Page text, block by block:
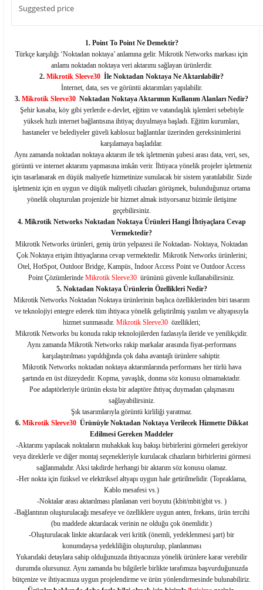
Suggested price
1. Point To Point Ne Demektir?
Türkçe karşılığı ‘Noktadan noktaya’ anlamına gelir. Mikrotik Networks markası için
anlamı noktadan noktaya veri aktarımı sağlayan ürünlerdir.
2. Mikrotik Sleeve30 İle Noktadan Noktaya Ne Aktarılabilir?
İnternet, data, ses ve görüntü aktarımları yapılabilir.
3. Mikrotik Sleeve30 Noktadan Noktaya Aktarımın Kullanım Alanları Nedir?
Şehir kasaba, köy gibi yerlerde e-devlet, eğitim ve vatandaşlık işlemleri sebebiyle
yüksek hızlı internet bağlantısına ihtiyaç duyulmaya başladı. Eğitim kurumları,
hastaneler ve belediyeler güveli kablosuz bağlantılar üzerinden gereksinimlerini
karşılamaya başladılar.
Aynı zamanda noktadan noktaya aktarım ile tek işletmenin şubesi arası data, veri, ses,
görüntü ve internet aktarımı yapmasına imkân verir. İhtiyaca yönelik projeler işletmeniz
için tasarlanarak en düşük maliyetle hizmetinize sunulacak bir sistem yaratılabilir. Sizde
işletmeniz için en uygun ve düşük maliyetli cihazları görüşmek, bulunduğunuz ortama
yönelik oluşturulan projenizle bir hizmet almak istiyorsanız bizimle iletişime
geçebilirsiniz.
4. Mikrotik Networks Noktadan Noktaya Ürünleri Hangi İhtiyaçlara Cevap
Vermektedir?
Mikrotik Networks ürünleri, geniş ürün yelpazesi ile Noktadan- Noktaya, Noktadan
Çok Noktaya erişim ihtiyaçlarına cevap vermektedir. Mikrotik Networks ürünlerini;
Otel, HotSpot, Outdoor Bridge, Kampüs, Indoor Access Point ve Outdoor Access
Point Çözümlerinde Mikrotik Sleeve30 ürününü güvenle kullanabilirsiniz.
5. Noktadan Noktaya Ürünlerin Özellikleri Nedir?
Mikrotik Networks Noktadan Noktaya ürünlerinin başlıca özelliklerinden biri tasarım
ve teknolojiyi entegre ederek tüm ihtiyaca yönelik geliştirilmiş yazılım ve altyapısıyla
hizmet sunmasıdır. Mikrotik Sleeve30 özellikleri;
Mikrotik Networks bu konuda rakip teknolojilerden fazlasıyla ileride ve yenilikçidir.
Aynı zamanda Mikrotik Networks rakip markalar arasında fiyat-performans
karşılaştırılması yapıldığında çok daha avantajlı ürünlere sahiptir.
Mikrotik Networks noktadan noktaya aktarımlarında performans her türlü hava
şartında en üst düzeydedir. Kopma, yavaşlık, donma söz konusu olmamaktadır.
Poe adaptörleriyle ürünün eksta bir adaptöre ihtiyaç duymadan çalışmasını
sağlayabilirsiniz.
Şık tasarımlarıyla görüntü kirliliği yaratmaz.
6. Mikrotik Sleeve30Ürünüyle Noktadan Noktaya Verilecek Hizmette Dikkat
Edilmesi Gereken Maddeler
-Aktarımı yapılacak noktaların muhakkak kuş bakışı birbirlerini görmeleri gerekiyor
veya direklerle ve diğer montaj seçenekleriyle kurulacak cihazların birbirlerini görmesi
sağlanmalıdır. Aksi takdirde herhangi bir aktarım söz konusu olamaz.
-Her nokta için fiziksel ve elektriksel altyapı uygun hale getirilmelidir. (Topraklama,
Kablo mesafesi vs.)
-Noktalar arası aktarılması planlanan veri boyutu (kbit/mbit/gbit vs. )
-Bağlantının oluşturulacağı mesafeye ve özelliklere uygun anten, frekans, ürün tercihi
(bu maddede aktarılacak verinin ne olduğu çok önemlidir.)
-Oluşturulacak linkte aktarılacak veri kritik (önemli, yedeklenmesi şart) bir
konumdaysa yedekliliğin oluşturulup, planlanması
Yukarıdaki detaylara sahip olduğunuzda ihtiyacınıza yönelik ürünlere karar verebilir
durumda olursunuz. Aynı zamanda bu bilgilerle birlikte tarafımıza başvurduğunuzda
bütçenize ve ihtiyacınıza uygun projelendirme ve ürün yönlendirmesinde bulunabiliriz.